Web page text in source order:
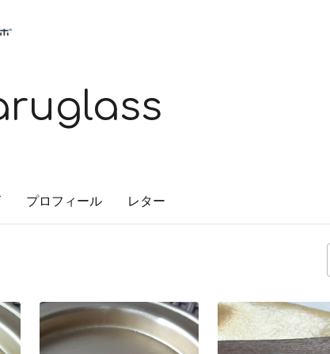
プロフィール レター